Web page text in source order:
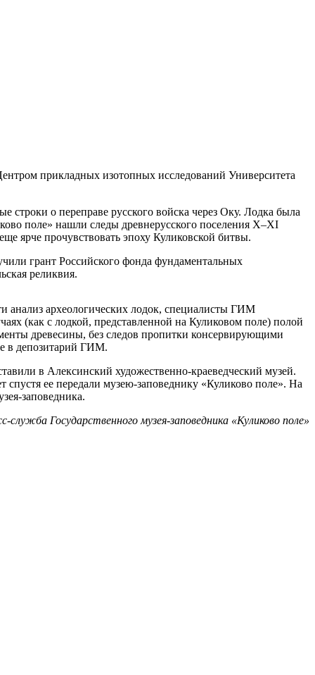
прикладных изотопных исследований Университета
о переправе русского войска через Оку. Лодка была
поле» нашли следы древнерусского поселения X–XI
ярче прочувствовать эпоху Куликовской битвы.
грант Российского фонда фундаментальных
реликвия.
анализ археологических лодок, специалисты ГИМ
(как с лодкой, представленной на Куликовом поле) полой
древесины, без следов пропитки консервирующими
в депозитарий ГИМ.
в Алексинский художественно-краеведческий музей.
ее передали музею-заповеднику «Куликово поле». На
заповедника.
служба Государственного музея-заповедника «Куликово поле»